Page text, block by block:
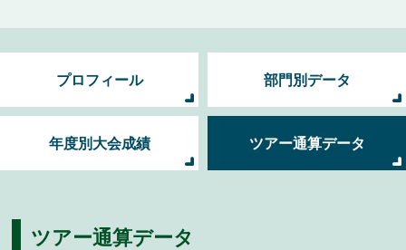
プロフィール 部門別データ
年度別大会成績 ツアー通算データ
ツアー通算データ